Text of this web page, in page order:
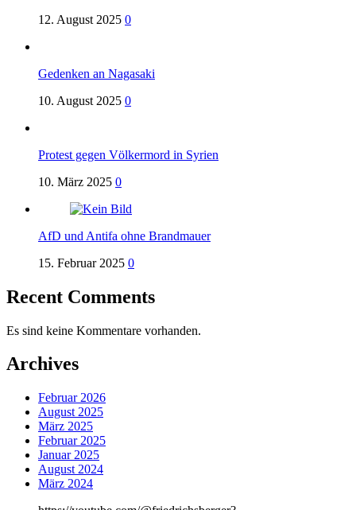
12. August 2025 0
Gedenken an Nagasaki
10. August 2025 0
Protest gegen Völkermord in Syrien
10. März 2025 0
AfD und Antifa ohne Brandmauer
15. Februar 2025 0
Recent Comments
Es sind keine Kommentare vorhanden.
Archives
Februar 2026
August 2025
März 2025
Februar 2025
Januar 2025
August 2024
März 2024